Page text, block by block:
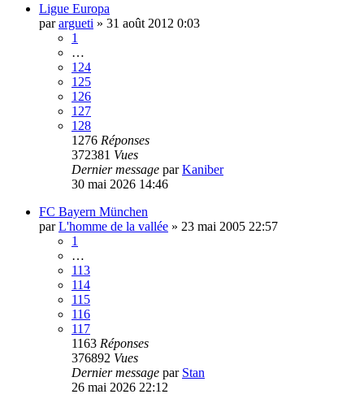
Ligue Europa
parargueti » 31 août 2012 0:03
1
…
124
125
126
127
128
1276 Réponses
372381 Vues
Dernier message parKaniber
30 mai 2026 14:46
FC Bayern München
parL'homme de la vallée » 23 mai 2005 22:57
1
…
113
114
115
116
117
1163 Réponses
376892 Vues
Dernier message par Stan
26 mai 2026 22:12